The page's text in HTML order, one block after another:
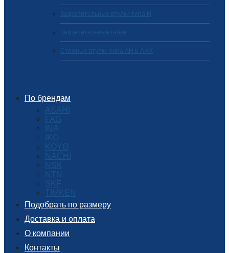
Закрепительные втулки типа H
Закрепительные гайки
Стяжные втулки типа AH и AHX
По брендам
ASAHI
FAG
INA
IKO
KOYO
NACHI
NSK
NTN
SKF
TIMKEN
Подобрать по размеру
Доставка и оплата
О компании
Контакты